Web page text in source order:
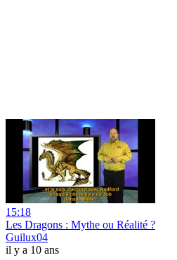
15:18
Les Dragons : Mythe ou Réalité ?
Guilux04
il y a 10 ans